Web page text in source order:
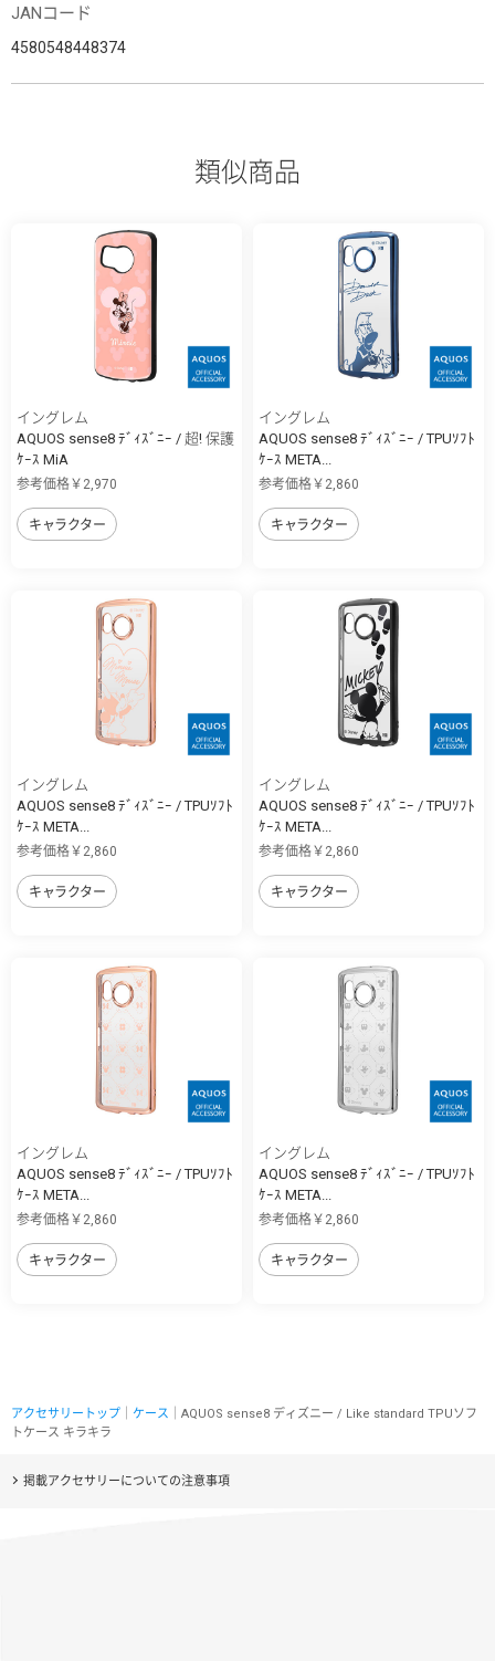
JANコード
4580548448374
類似商品
イングレム
AQUOS sense8 ﾃﾞｨｽﾞﾆｰ / 超! 保護
ｹｰｽ MiA
参考価格￥2,970
キャラクター
イングレム
AQUOS sense8 ﾃﾞｨｽﾞﾆｰ / TPUｿﾌﾄ
ｹｰｽ META...
参考価格￥2,860
キャラクター
イングレム
AQUOS sense8 ﾃﾞｨｽﾞﾆｰ / TPUｿﾌﾄ
ｹｰｽ META...
参考価格￥2,860
キャラクター
イングレム
AQUOS sense8 ﾃﾞｨｽﾞﾆｰ / TPUｿﾌﾄ
ｹｰｽ META...
参考価格￥2,860
キャラクター
イングレム
AQUOS sense8 ﾃﾞｨｽﾞﾆｰ / TPUｿﾌﾄ
ｹｰｽ META...
参考価格￥2,860
キャラクター
イングレム
AQUOS sense8 ﾃﾞｨｽﾞﾆｰ / TPUｿﾌﾄ
ｹｰｽ META...
参考価格￥2,860
キャラクター
アクセサリートップ ケース ｜AQUOS sense8 ディズニー / Like standard TPUソフ
トケース キラキラ
掲載アクセサリーについての注意事項